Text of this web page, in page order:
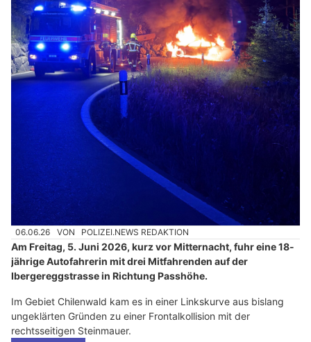
06.06.26 VON POLIZEI.NEWS REDAKTION
Am Freitag, 5. Juni 2026, kurz vor Mitternacht, fuhr eine 18-
jährige Autofahrerin mit drei Mitfahrenden auf der
Ibergereggstrasse in Richtung Passhöhe.
Im Gebiet Chilenwald kam es in einer Linkskurve aus bislang
ungeklärten Gründen zu einer Frontalkollision mit der
rechtsseitigen Steinmauer.